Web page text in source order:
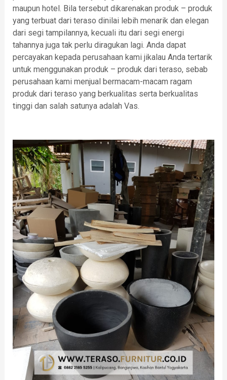
maupun hotel. Bila tersebut dikarenakan produk – produk
yang terbuat dari teraso dinilai lebih menarik dan elegan
dari segi tampilannya, kecuali itu dari segi energi
tahannya juga tak perlu diragukan lagi. Anda dapat
percayakan kepada perusahaan kami jikalau Anda tertarik
untuk menggunakan produk – produk dari teraso, sebab
perusahaan kami menjual bermacam-macam ragam
produk dari teraso yang berkualitas serta berkualitas
tinggi dan salah satunya adalah Vas.